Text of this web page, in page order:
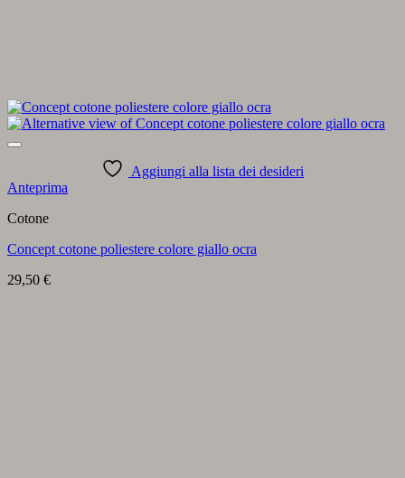
Aggiungi alla lista dei desideri
Anteprima
Cotone
Concept cotone poliestere colore giallo ocra
29,50 €